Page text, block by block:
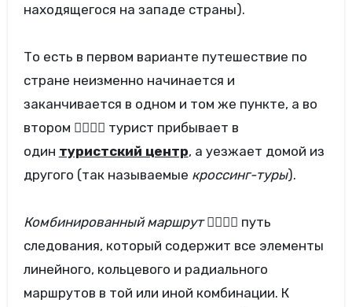
находящегося на западе страны).
То есть в первом варианте путешествие по
стране неизменно начинается и
заканчивается в одном и том же пункте, а во
втором  турист прибывает в
один туристский центр, а уезжает домой из
другого (так называемые кроссинг-туры).
Комбинированный маршрут путь
следования, который содержит все элементы
линейного, кольцевого и радиального
маршрутов в той или иной комбинации. К